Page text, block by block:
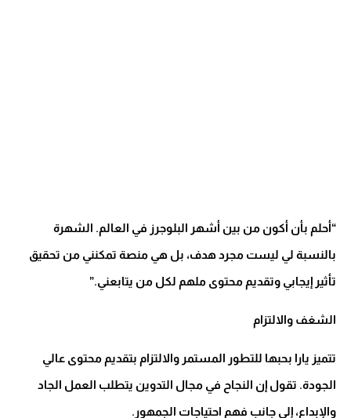
“أحلم بأن أكون من بين أشهر البلوجرز في العالم. الشهرة
بالنسبة لي ليست مجرد هدف، بل هي منصة تمكنني من تحقيق
تأثير إيجابي وتقديم محتوى ملهم لكل من يتابعني.”
الشغف والالتزام
تتميز يارا بحبها للتطور المستمر والالتزام بتقديم محتوى عالي
الجودة. تقول إن النجاح في مجال التدوين يتطلب العمل الجاد
والإبداع، إلى جانب فهم احتياجات الجمهور.